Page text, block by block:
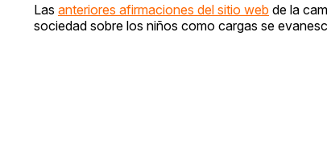
Las anteriores afirmaciones del sitio web de la
sociedad sobre los niños como cargas se